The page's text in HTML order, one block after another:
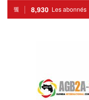
8,930 Les abonnés